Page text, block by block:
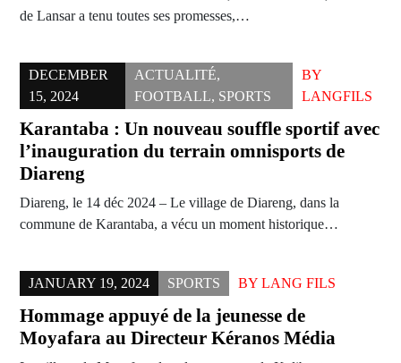
de Lansar a tenu toutes ses promesses,…
DECEMBER
15, 2024
ACTUALITÉ,
FOOTBALL, SPORTS
BY
LANGFILS
Karantaba : Un nouveau souffle sportif avec
l’inauguration du terrain omnisports de
Diareng
Diareng, le 14 déc 2024 – Le village de Diareng, dans la
commune de Karantaba, a vécu un moment historique…
JANUARY 19, 2024 SPORTS BY LANG FILS
Hommage appuyé de la jeunesse de
Moyafara au Directeur Kéranos Média